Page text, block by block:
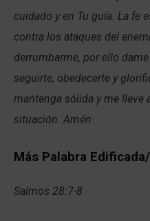
cuidado y en Tu guía. La fe
contra los ataques del
derrumbarme, por ello
seguirte, obedecerte y
mantenga sólida y me lleve
situación. Amén
Más Palabra
Salmos 28:7-8